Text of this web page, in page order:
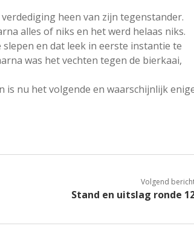
heen van zijn tegenstander.
alles of niks en het werd helaas niks.
en dat leek in eerste instantie te
was het vechten tegen de bierkaai,
is nu het volgende en waarschijnlijk
Volgend
Stand en uitslag ronde